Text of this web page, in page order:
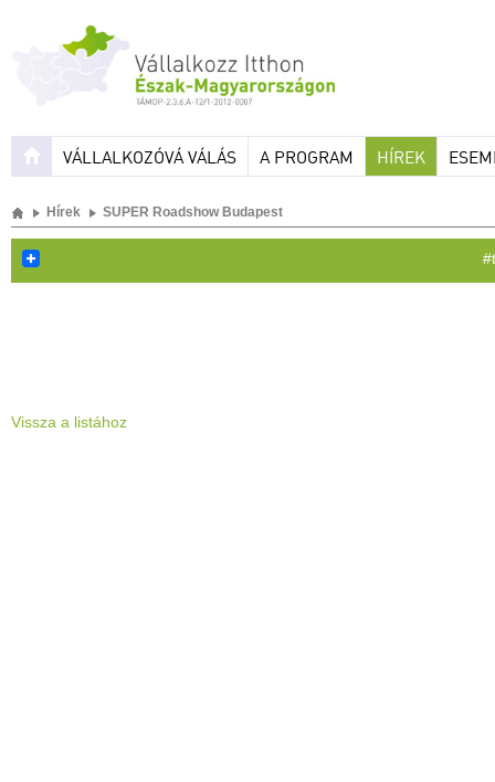
VÁLLALKOZÓVÁ VÁLÁS A PROGRAM HÍREK
Hírek SUPER Roadshow Budapest
Vissza a listához